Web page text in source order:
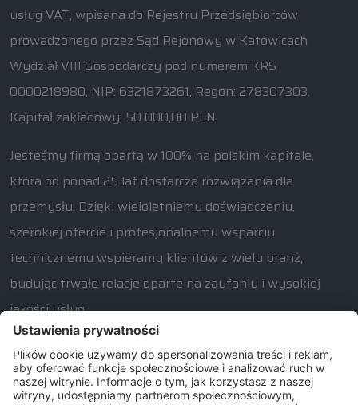
usług VAT, wpisana do Rejestru Przedsiębiorców
prowadzonego przez Sąd Rejonowy w Katowicach
Wydział VIII Gospodarczy pod numerem KRS
0000218980, NIP: 6321873261, Regon: 278307303.
Kapitał zakładowy: 50 000,00 PLN.
Jesteśmy firmą opartą w 100% na polskim kapitale,
która od ponad 25 lat dostarcza rozwiązania dla
przemysłu. Dzięki wieloletniemu doświadczeniu,
szerokiej ofercie i profesjonalnemu wsparciu
technicznemu wspieramy klientów z wielu branż,
budując trwałe relacje oparte na zaufaniu i wysokiej
jakości usług.
W razie jakichkolwiek pytań związanych z naszą ofertą
prosimy o kontakt od poniedziałku do piątku w
godzinach 7:30 – 15:30.